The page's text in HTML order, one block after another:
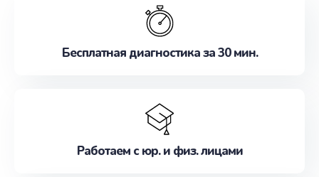
Бесплатная диагностика за 30 мин.
Работаем с юр. и физ. лицами